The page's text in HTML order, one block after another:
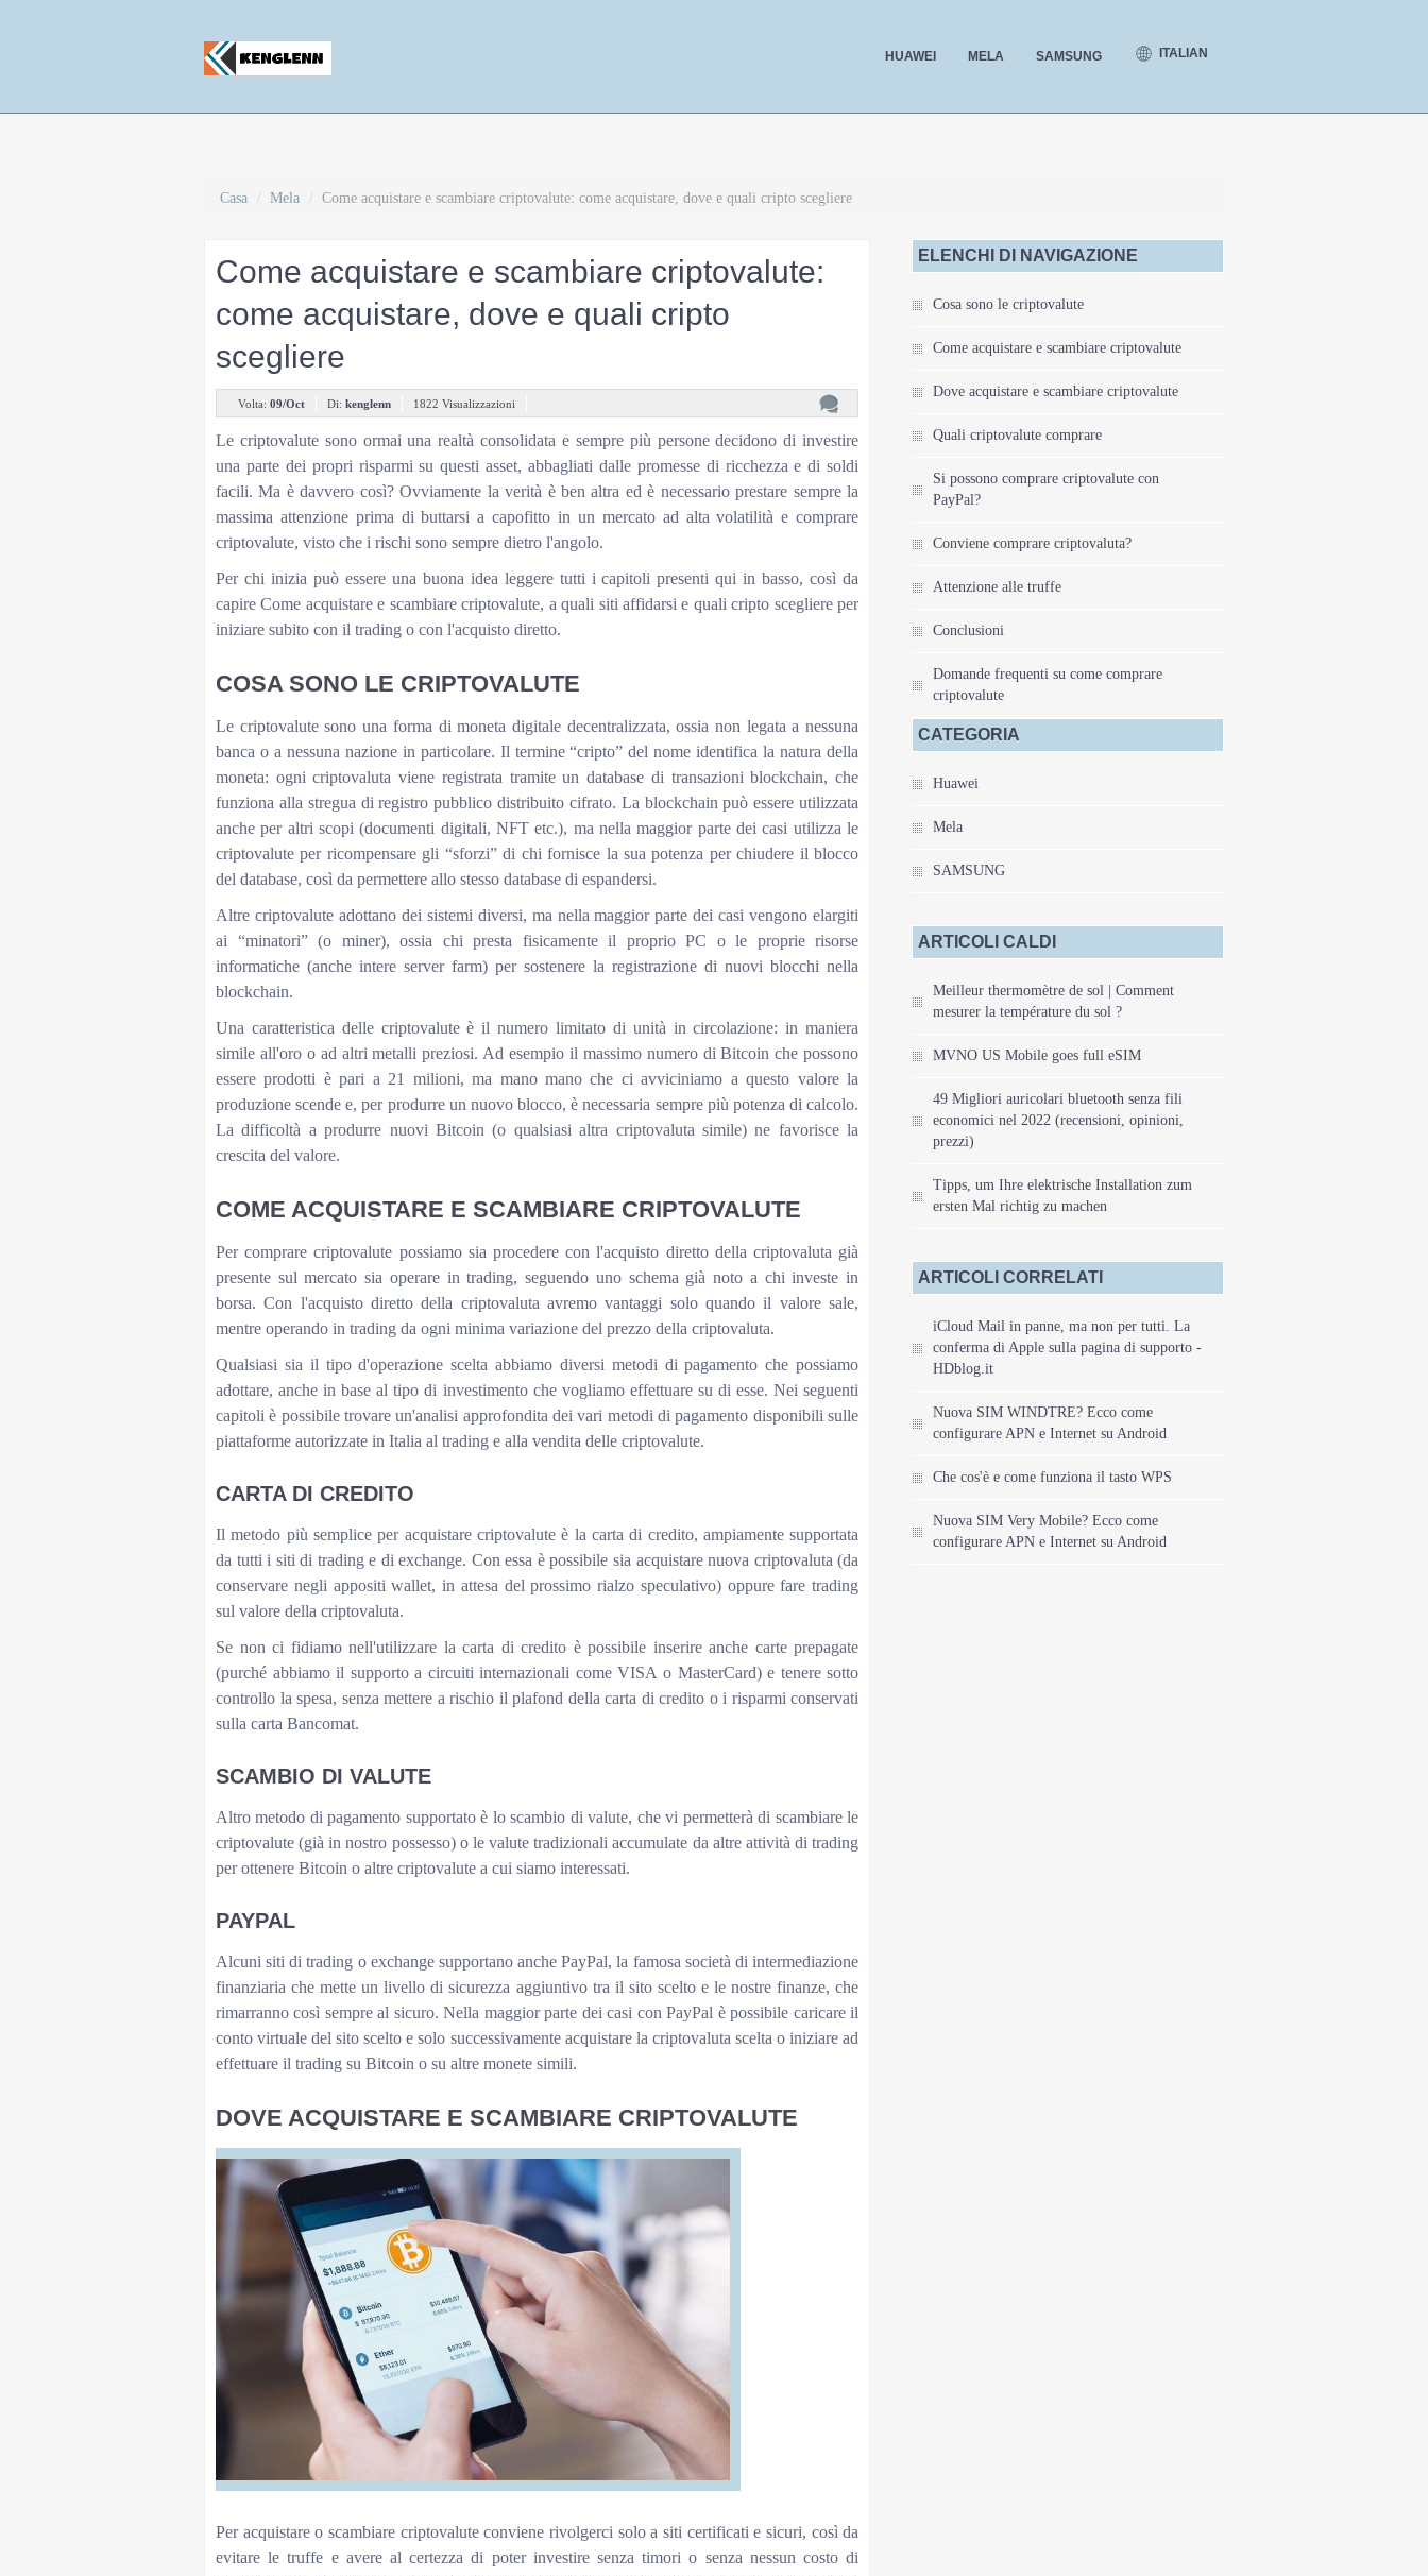
HUAWEI MELA SAMSUNG ITALIAN
Casa / Mela / Come acquistare e scambiare criptovalute: come acquistare, dove e quali cripto scegliere
Come acquistare e scambiare criptovalute:
come acquistare, dove e quali cripto
scegliere
Volta: 09/Oct Di: kenglenn 1822 Visualizzazioni
Le criptovalute sono ormai una realtà consolidata e sempre più persone decidono di investire
una parte dei propri risparmi su questi asset, abbagliati dalle promesse di ricchezza e di soldi
facili. Ma è davvero così? Ovviamente la verità è ben altra ed è necessario prestare sempre la
massima attenzione prima di buttarsi a capofitto in un mercato ad alta volatilità e comprare
criptovalute, visto che i rischi sono sempre dietro l'angolo.
Per chi inizia può essere una buona idea leggere tutti i capitoli presenti qui in basso, così da
capire Come acquistare e scambiare criptovalute, a quali siti affidarsi e quali cripto scegliere per
iniziare subito con il trading o con l'acquisto diretto.
COSA SONO LE CRIPTOVALUTE
Le criptovalute sono una forma di moneta digitale decentralizzata, ossia non legata a nessuna
banca o a nessuna nazione in particolare. Il termine “cripto” del nome identifica la natura della
moneta: ogni criptovaluta viene registrata tramite un database di transazioni blockchain, che
funziona alla stregua di registro pubblico distribuito cifrato. La blockchain può essere utilizzata
anche per altri scopi (documenti digitali, NFT etc.), ma nella maggior parte dei casi utilizza le
criptovalute per ricompensare gli “sforzi” di chi fornisce la sua potenza per chiudere il blocco
del database, così da permettere allo stesso database di espandersi.
Altre criptovalute adottano dei sistemi diversi, ma nella maggior parte dei casi vengono elargiti
ai “minatori” (o miner), ossia chi presta fisicamente il proprio PC o le proprie risorse
informatiche (anche intere server farm) per sostenere la registrazione di nuovi blocchi nella
blockchain.
Una caratteristica delle criptovalute è il numero limitato di unità in circolazione: in maniera
simile all'oro o ad altri metalli preziosi. Ad esempio il massimo numero di Bitcoin che possono
essere prodotti è pari a 21 milioni, ma mano mano che ci avviciniamo a questo valore la
produzione scende e, per produrre un nuovo blocco, è necessaria sempre più potenza di calcolo.
La difficoltà a produrre nuovi Bitcoin (o qualsiasi altra criptovaluta simile) ne favorisce la
crescita del valore.
COME ACQUISTARE E SCAMBIARE CRIPTOVALUTE
Per comprare criptovalute possiamo sia procedere con l'acquisto diretto della criptovaluta già
presente sul mercato sia operare in trading, seguendo uno schema già noto a chi investe in
borsa. Con l'acquisto diretto della criptovaluta avremo vantaggi solo quando il valore sale,
mentre operando in trading da ogni minima variazione del prezzo della criptovaluta.
Qualsiasi sia il tipo d'operazione scelta abbiamo diversi metodi di pagamento che possiamo
adottare, anche in base al tipo di investimento che vogliamo effettuare su di esse. Nei seguenti
capitoli è possibile trovare un'analisi approfondita dei vari metodi di pagamento disponibili sulle
piattaforme autorizzate in Italia al trading e alla vendita delle criptovalute.
CARTA DI CREDITO
Il metodo più semplice per acquistare criptovalute è la carta di credito, ampiamente supportata
da tutti i siti di trading e di exchange. Con essa è possibile sia acquistare nuova criptovaluta (da
conservare negli appositi wallet, in attesa del prossimo rialzo speculativo) oppure fare trading
sul valore della criptovaluta.
Se non ci fidiamo nell'utilizzare la carta di credito è possibile inserire anche carte prepagate
(purché abbiamo il supporto a circuiti internazionali come VISA o MasterCard) e tenere sotto
controllo la spesa, senza mettere a rischio il plafond della carta di credito o i risparmi conservati
sulla carta Bancomat.
SCAMBIO DI VALUTE
Altro metodo di pagamento supportato è lo scambio di valute, che vi permetterà di scambiare le
criptovalute (già in nostro possesso) o le valute tradizionali accumulate da altre attività di trading
per ottenere Bitcoin o altre criptovalute a cui siamo interessati.
PAYPAL
Alcuni siti di trading o exchange supportano anche PayPal, la famosa società di intermediazione
finanziaria che mette un livello di sicurezza aggiuntivo tra il sito scelto e le nostre finanze, che
rimarranno così sempre al sicuro. Nella maggior parte dei casi con PayPal è possibile caricare il
conto virtuale del sito scelto e solo successivamente acquistare la criptovaluta scelta o iniziare ad
effettuare il trading su Bitcoin o su altre monete simili.
DOVE ACQUISTARE E SCAMBIARE CRIPTOVALUTE
Per acquistare o scambiare criptovalute conviene rivolgerci solo a siti certificati e sicuri, così da
evitare le truffe e avere al certezza di poter investire senza timori o senza nessun costo di
ELENCHI DI NAVIGAZIONE
Cosa sono le criptovalute
Come acquistare e scambiare criptovalute
Dove acquistare e scambiare criptovalute
Quali criptovalute comprare
Si possono comprare criptovalute con
PayPal?
Conviene comprare criptovaluta?
Attenzione alle truffe
Conclusioni
Domande frequenti su come comprare
criptovalute
CATEGORIA
Huawei
Mela
SAMSUNG
ARTICOLI CALDI
Meilleur thermomètre de sol | Comment
mesurer la température du sol ?
MVNO US Mobile goes full eSIM
49 Migliori auricolari bluetooth senza fili
economici nel 2022 (recensioni, opinioni,
prezzi)
Tipps, um Ihre elektrische Installation zum
ersten Mal richtig zu machen
ARTICOLI CORRELATI
iCloud Mail in panne, ma non per tutti. La
conferma di Apple sulla pagina di supporto -
HDblog.it
Nuova SIM WINDTRE? Ecco come
configurare APN e Internet su Android
Che cos'è e come funziona il tasto WPS
Nuova SIM Very Mobile? Ecco come
configurare APN e Internet su Android